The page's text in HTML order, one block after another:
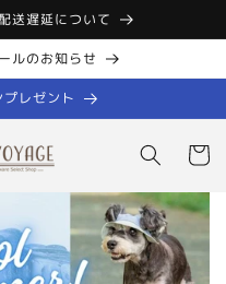
送遅延について
ルのお知らせ
プレゼント
ー